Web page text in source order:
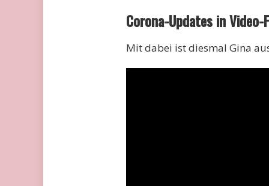
Corona-Updates in Video-
Mit dabei ist diesmal Gina